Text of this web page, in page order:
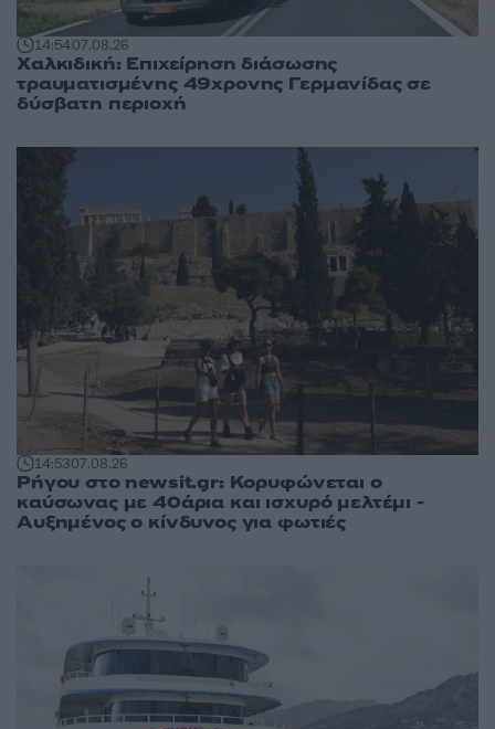
14:5407.08.26
Χαλκιδική: Επιχείρηση διάσωσης
τραυματισμένης 49χρονης Γερμανίδας σε
δύσβατη περιοχή
14:5307.08.26
Ρήγου στο newsit.gr: Κορυφώνεται ο
καύσωνας με 40άρια και ισχυρό μελτέμι -
Αυξημένος ο κίνδυνος για φωτιές